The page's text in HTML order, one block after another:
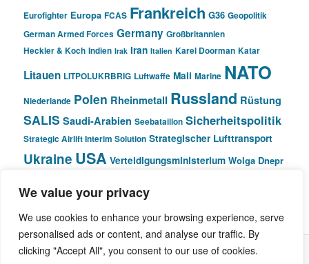
We value your privacy
We use cookies to enhance your browsing experience, serve
personalised ads or content, and analyse our traffic. By
clicking "Accept All", you consent to our use of cookies.
Eurofighter Europa FCAS Frankreich G36 Geopolitik
German Armed Forces Germany Großbritannien
Heckler & Koch Indien Irak Iran Italien Karel Doorman Katar
Litauen LITPOLUKRBRIG Luftwaffe Mali Marine NATO
Niederlande Polen Rheinmetall Russland Rüstung
SALIS Saudi-Arabien Seebataillon Sicherheitspolitik
Strategic Airlift Interim Solution Strategischer Lufttransport
Ukraine USA Verteidigungsministerium Wolga Dnepr
© Pivot Area